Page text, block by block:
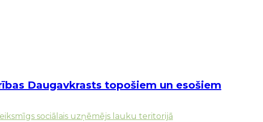
Daugavkrasts topošiem un esošiem
sociālais uzņēmējs lauku teritorijā